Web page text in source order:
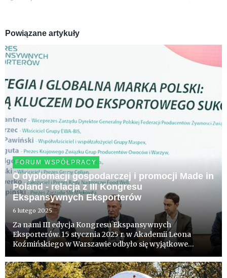
Powiązane artykuły
FORUM WSPÓŁPRACY
O dyplomacji gospodarczej i promocji Made in
Poland - relacja z III Kongresu
Ekspansywnych Eksporterów
6 lutego 2025
Za nami III edycja Kongresu Ekspansywnych
Eksporterów. 15 stycznia 2025 r. w Akademii Leona
Koźmińskiego w Warszawie odbyło się wyjątkowe
instytucji publicznych wspierających rozwój
międzynarodowego biznesu. W Kongres...